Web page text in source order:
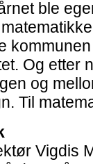
ble
Og etter
og
Til
Vigdis